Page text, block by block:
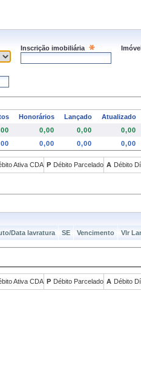
Inscrição imobiliária
0,00 0,00 0,00
Ativa CDA P Débito Parcelado A Débito
Data lavratura SE Vencimento Vlr
Ativa CDA P Débito Parcelado A Débito